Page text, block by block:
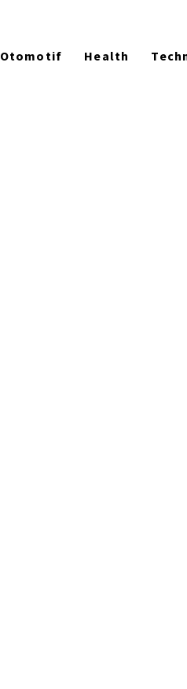
Otomotif Health